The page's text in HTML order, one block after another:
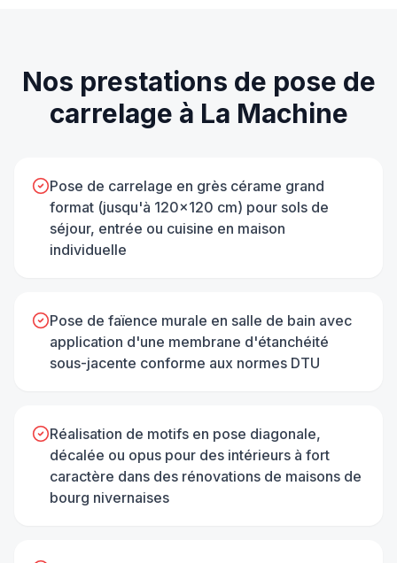
Nos prestations de pose de
carrelage à La Machine
Pose de carrelage en grès cérame grand
format (jusqu'à 120×120 cm) pour sols de
séjour, entrée ou cuisine en maison
individuelle
Pose de faïence murale en salle de bain avec
application d'une membrane d'étanchéité
sous-jacente conforme aux normes DTU
Réalisation de motifs en pose diagonale,
décalée ou opus pour des intérieurs à fort
caractère dans des rénovations de maisons de
bourg nivernaises